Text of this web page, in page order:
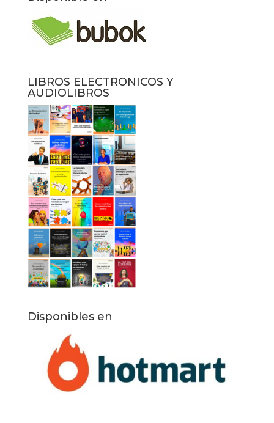
LIBROS ELECTRONICOS Y
AUDIOLIBROS
Disponibles en